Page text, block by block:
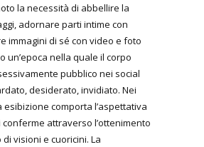
la necessità di abbellire la
adornare parti intime con
immagini di sé con video e foto
un’epoca nella quale il corpo
pubblico nei social
desiderato, invidiato. Nei
esibizione comporta l’aspettativa
attraverso l’ottenimento
visioni e cuoricini. La